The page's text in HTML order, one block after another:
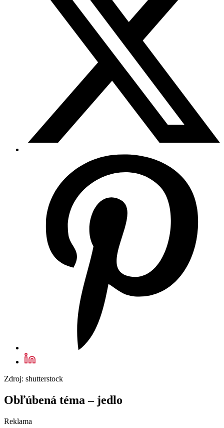
Zdroj: shutterstock
Obľúbená téma – jedlo
Reklama